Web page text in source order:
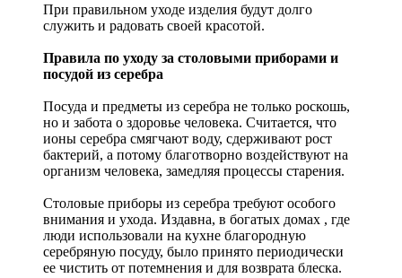
При правильном уходе изделия будут долго
служить и радовать своей красотой.
Правила по уходу за столовыми приборами и
посудой из серебра
Посуда и предметы из серебра не только роскошь,
но и забота о здоровье человека. Считается, что
ионы серебра смягчают воду, сдерживают рост
бактерий, а потому благотворно воздействуют на
организм человека, замедляя процессы старения.
Столовые приборы из серебра требуют особого
внимания и ухода. Издавна, в богатых домах , где
люди использовали на кухне благородную
серебряную посуду, было принято периодически
ее чистить от потемнения и для возврата блеска.